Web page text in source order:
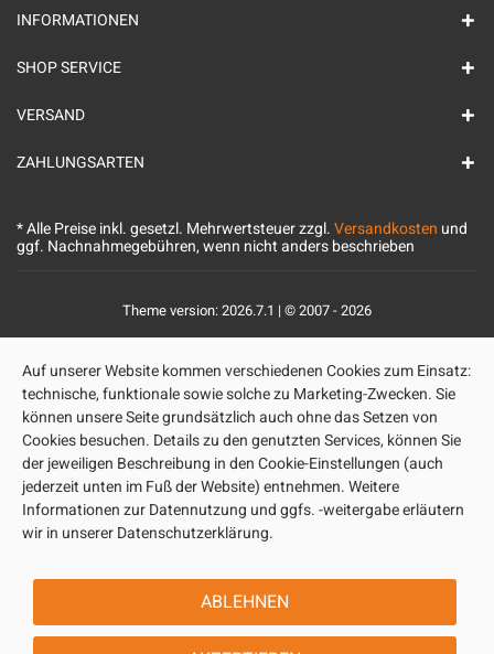
INFORMATIONEN
SHOP SERVICE
VERSAND
ZAHLUNGSARTEN
* Alle Preise inkl. gesetzl. Mehrwertsteuer zzgl.Versandkosten und
ggf. Nachnahmegebühren, wenn nicht anders beschrieben
Theme version: 2026.7.1 | © 2007 - 2026
Auf unserer Website kommen verschiedenen Cookies zum Einsatz:
technische, funktionale sowie solche zu Marketing-Zwecken. Sie
können unsere Seite grundsätzlich auch ohne das Setzen von
Cookies besuchen. Details zu den genutzten Services, können Sie
der jeweiligen Beschreibung in den Cookie-Einstellungen (auch
jederzeit unten im Fuß der Website) entnehmen. Weitere
Informationen zur Datennutzung und ggfs. -weitergabe erläutern
wir in unserer Datenschutzerklärung.
ABLEHNEN